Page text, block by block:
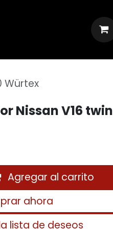
Würtex
Nissan V16 twin
Agregar al carrito
ahora
lista de deseos